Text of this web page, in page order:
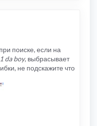
поиске, если на
1 da boy, выбрасывает
не подскажите что